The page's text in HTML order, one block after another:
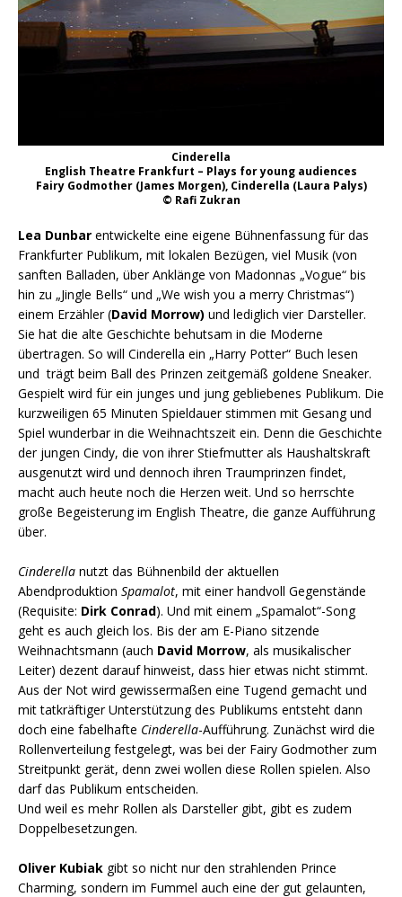
Cinderella
English Theatre Frankfurt – Plays for young audiences
Fairy Godmother (James Morgen), Cinderella (Laura Palys)
© Rafi Zukran
Lea Dunbar entwickelte eine eigene Bühnenfassung für das
Frankfurter Publikum, mit lokalen Bezügen, viel Musik (von
sanften Balladen, über Anklänge von Madonnas „Vogue“ bis
hin zu „Jingle Bells“ und „We wish you a merry Christmas“)
einem Erzähler (David Morrow) und lediglich vier Darsteller.
Sie hat die alte Geschichte behutsam in die Moderne
übertragen. So will Cinderella ein „Harry Potter“ Buch lesen
und trägt beim Ball des Prinzen zeitgemäß goldene Sneaker.
Gespielt wird für ein junges und jung gebliebenes Publikum. Die
kurzweiligen 65 Minuten Spieldauer stimmen mit Gesang und
Spiel wunderbar in die Weihnachtszeit ein. Denn die Geschichte
der jungen Cindy, die von ihrer Stiefmutter als Haushaltskraft
ausgenutzt wird und dennoch ihren Traumprinzen findet,
macht auch heute noch die Herzen weit. Und so herrschte
große Begeisterung im English Theatre, die ganze Aufführung
über.
Cinderella nutzt das Bühnenbild der aktuellen
Abendproduktion Spamalot, mit einer handvoll Gegenstände
(Requisite: Dirk Conrad). Und mit einem „Spamalot“-Song
geht es auch gleich los. Bis der am E-Piano sitzende
Weihnachtsmann (auch David Morrow, als musikalischer
Leiter) dezent darauf hinweist, dass hier etwas nicht stimmt.
Aus der Not wird gewissermaßen eine Tugend gemacht und
mit tatkräftiger Unterstützung des Publikums entsteht dann
doch eine fabelhafte Cinderella-Aufführung. Zunächst wird die
Rollenverteilung festgelegt, was bei der Fairy Godmother zum
Streitpunkt gerät, denn zwei wollen diese Rollen spielen. Also
darf das Publikum entscheiden.
Und weil es mehr Rollen als Darsteller gibt, gibt es zudem
Doppelbesetzungen.
Oliver Kubiak gibt so nicht nur den strahlenden Prince
Charming, sondern im Fummel auch eine der gut gelaunten,